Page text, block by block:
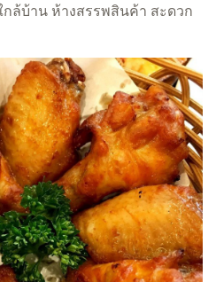
ล้บ้าน ห้างสรรพสินค้า สะดวก